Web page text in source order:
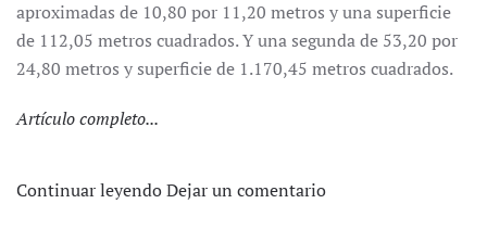
aproximadas de 10,80 por 11,20 metros y una superficie
de 112,05 metros cuadrados. Y una segunda de 53,20 por
24,80 metros y superficie de 1.170,45 metros cuadrados.
Artículo completo...
Continuar leyendoDejar un comentario